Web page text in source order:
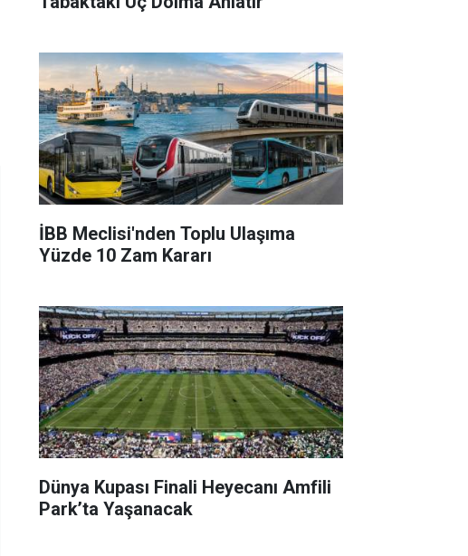
İBB Meclisi'nden Toplu Ulaşıma
Yüzde 10 Zam Kararı
Dünya Kupası Finali Heyecanı Amfili
Park’ta Yaşanacak